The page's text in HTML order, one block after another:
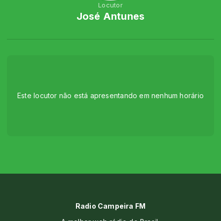
Locutor
José Antunes
Este locutor não está apresentando em nenhum horário
Radio Campeira FM